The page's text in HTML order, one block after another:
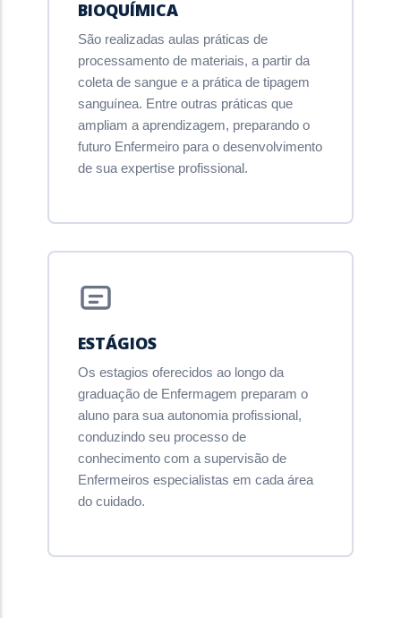
BIOQUÍMICA
São realizadas aulas práticas de
processamento de materiais, a partir da
coleta de sangue e a prática de tipagem
sanguínea. Entre outras práticas que
ampliam a aprendizagem, preparando o
futuro Enfermeiro para o desenvolvimento
de sua expertise profissional.
ESTÁGIOS
Os estagios oferecidos ao longo da
graduação de Enfermagem preparam o
aluno para sua autonomia profissional,
conduzindo seu processo de
conhecimento com a supervisão de
Enfermeiros especialistas em cada área
do cuidado.